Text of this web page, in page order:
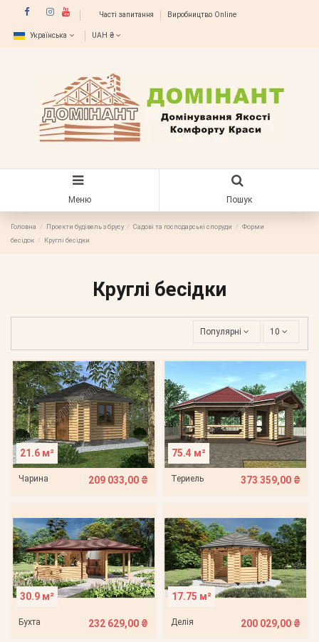
Часті запитання Виробництво Online
Українська UAH ₴
Меню Пошук
Головна Проекти будівель з брусу Садові та господарські споруди
Форми
бесідок
Круглі бесідки
Круглі бесідки
Популярні 10
21.6 м²
Чарина 209 033,00 ₴
75.4 м²
Териель 373 359,00 ₴
30.9 м²
Бухта 232 629,00 ₴
17.75 м²
Делія 200 029,00 ₴